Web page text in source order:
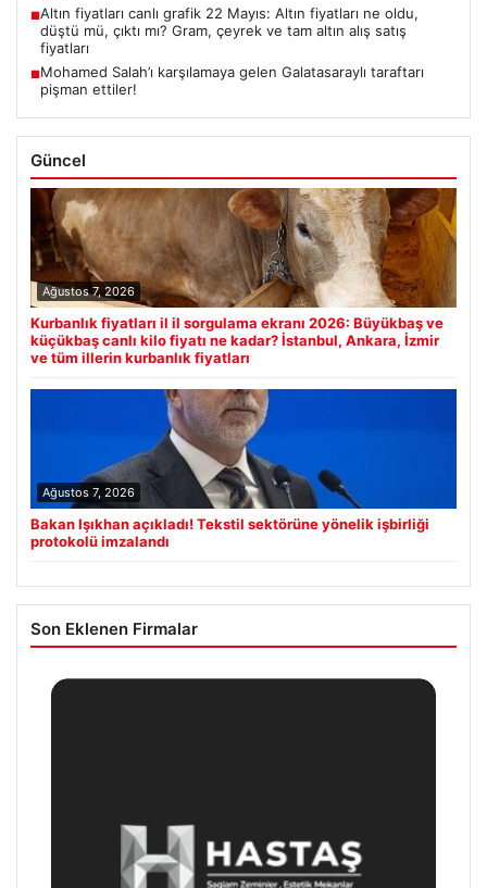
■Altın fiyatları canlı grafik 22 Mayıs: Altın fiyatları ne oldu,
düştü mü, çıktı mı? Gram, çeyrek ve tam altın alış satış
fiyatları
■Mohamed Salah’ı karşılamaya gelen Galatasaraylı taraftarı
pişman ettiler!
Güncel
Ağustos 7, 2026
Kurbanlık fiyatları il il sorgulama ekranı 2026: Büyükbaş ve
küçükbaş canlı kilo fiyatı ne kadar? İstanbul, Ankara, İzmir
ve tüm illerin kurbanlık fiyatları
Ağustos 7, 2026
Bakan Işıkhan açıkladı! Tekstil sektörüne yönelik işbirliği
protokolü imzalandı
Son Eklenen Firmalar